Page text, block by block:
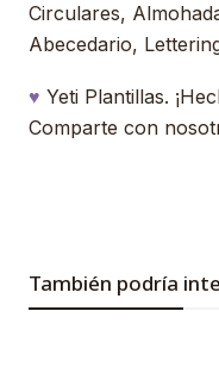
Circulares,
Abecedario,
♥ Yeti Plantillas.
Comparte con
También podría